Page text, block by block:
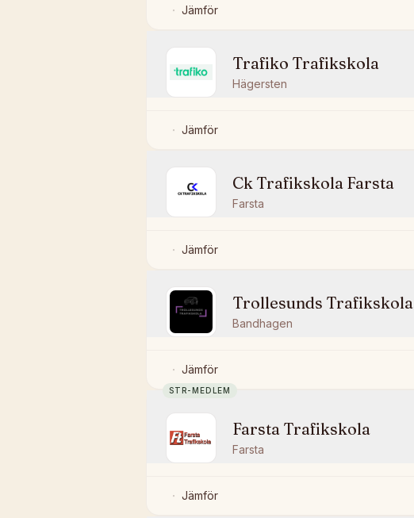
Jämför
Trafiko Trafikskola
Hägersten
Jämför
Ck Trafikskola Farsta
Farsta
Jämför
Trollesunds Trafikskola
Bandhagen
Jämför
STR-MEDLEM
Farsta Trafikskola
Farsta
Jämför